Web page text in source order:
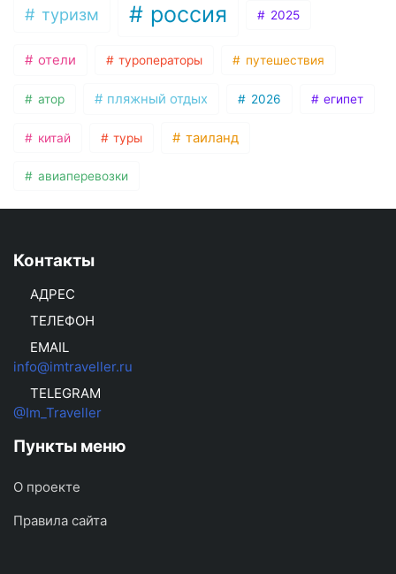
туризм россия 2025
отели туроператоры путешествия
атор пляжный отдых 2026 египет
китай туры таиланд
авиаперевозки
Контакты
АДРЕС
ТЕЛЕФОН
EMAIL
info@imtraveller.ru
TELEGRAM
@Im_Traveller
Пункты меню
О проекте
Правила сайта